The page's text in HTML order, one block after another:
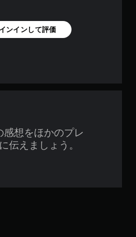
ンインして評価
感想をほかのプレ
伝えましょう。